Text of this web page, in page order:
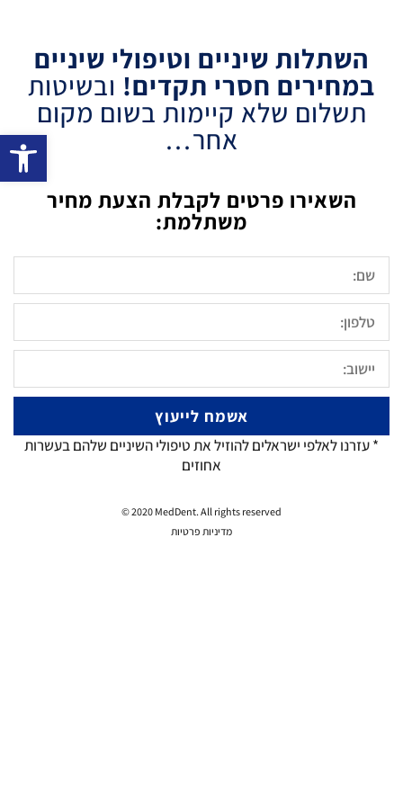
פתח
השתלות שיניים וטיפולי שיניים
במחירים חסרי תקדים! ובשיטות
תשלום שלא קיימות בשום מקום
אחר…
השאירו פרטים לקבלת הצעת מחיר
משתלמת:
* עזרנו לאלפי ישראלים להוזיל את טיפולי השיניים שלהם בעשרות
אחוזים
© 2020 MedDent. All rights reserved
מדיניות פרטיות